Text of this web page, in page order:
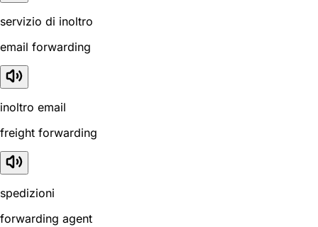
servizio di inoltro
email forwarding
inoltro email
freight forwarding
spedizioni
forwarding agent